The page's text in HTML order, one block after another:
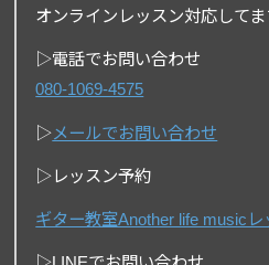
オンラインレッスン対応してま
▷電話でお問い合わせ
080-1069-4575
▷メールでお問い合わせ
▷レッスン予約
ギター教室Another life music